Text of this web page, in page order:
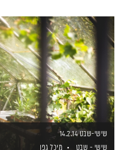
שישי-שבט 14.2.14
שישי - שבט
מיכל גפן